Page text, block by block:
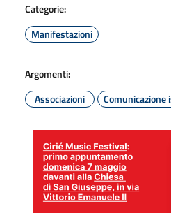
Categorie:
Manifestazioni
Argomenti:
Associazioni